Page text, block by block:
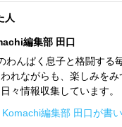
人
編集部 田口
わんぱく息子と格闘する
れながらも、楽しみをみ
々情報収集しています。
Komachi編集部 田口が書